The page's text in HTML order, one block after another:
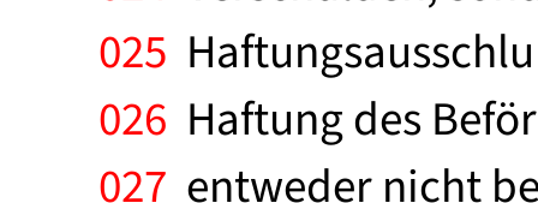
025
026 Haftung des
027 entweder nicht